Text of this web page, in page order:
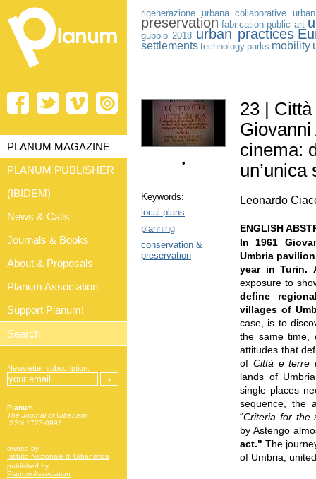
rigenerazione urbana collaborative
preservation fabrication public art
gubbio 2018 urban practices
settlements technology parks mobility
•
Keywords:
local plans
planning
conservation &
preservation
23 |
cinema:
Leonardo
ENGLISH
In 1961
Umbria
year in Turin.
exposure to
define
villages of
case, is to
the same time,
attitudes that
of Città e terre
lands of
single places
sequence, the
“Criteria for the
by Astengo
act." The
of Umbria,
PLANUM MAGAZINE
PLANUM PUBLISHER
(IBIDEM)
News & Calls
Journals & Books
About & Proposals
Planum Association
Support Planum!
Newsletter subscription:
Planum
The Journal of Urbanism
ISSN 1723-0993
owned by
Istituto Nazionale di Urbanistica
published by
Planum Association